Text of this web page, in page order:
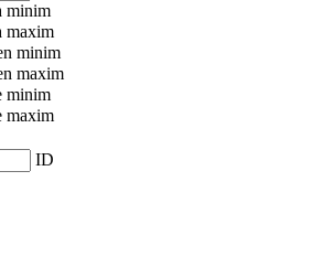
minim
maxim
minim
maxim
minim
maxim
ID